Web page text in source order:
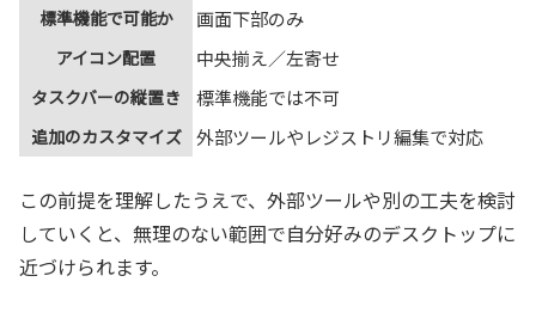
標準機能で可能か 画面下部のみ
アイコン配置 中央揃え／左寄せ
タスクバーの縦置き 標準機能では不可
追加のカスタマイズ 外部ツールやレジストリ編集で対応
この前提を理解したうえで、外部ツールや別の工夫を検討
していくと、無理のない範囲で自分好みのデスクトップに
近づけられます。